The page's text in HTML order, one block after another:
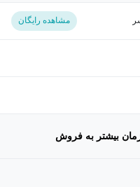
مشاهده رایگان
بیشتر به فروش